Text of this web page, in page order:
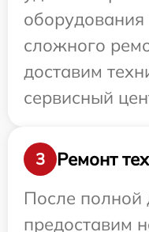
оборудования
сложного
доставим
сервисный
3
Ремонт
После полной
предоставим